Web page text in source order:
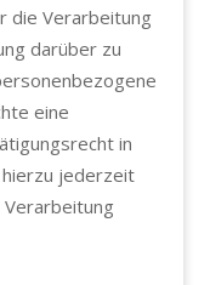
die Verarbeitung
darüber zu
eine
in
hierzu jederzeit